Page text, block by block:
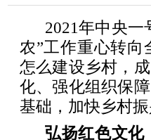
2021年中央
农”工作重心转
怎么建设乡村，
化、强化组织保
基础，加快乡村振
弘扬红色文化